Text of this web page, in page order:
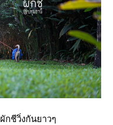
ชีวิ่งกันยาวๆ